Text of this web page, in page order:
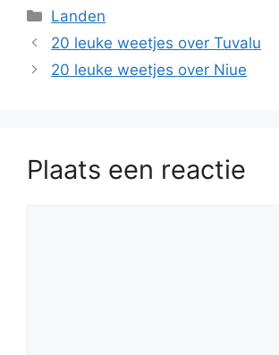
Categorieën
Landen
20 leuke weetjes over Tuvalu
20 leuke weetjes over Niue
Plaats een reactie